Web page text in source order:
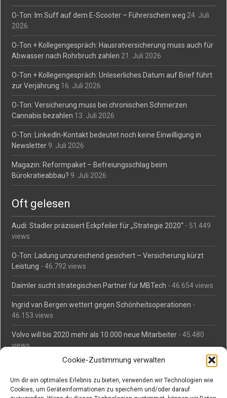
Cookie-Zustimmung verwalten
Um dir ein optimales Erlebnis zu bieten, verwenden wir Technologien wie
Cookies, um Geräteinformationen zu speichern und/oder darauf
O-Ton: Im Suff auf dem E-Scooter – Führerschein weg 24. Juli
2026
O-Ton + Kollegengespräch: Hausratversicherung muss auch für
Abwasser nach Rohrbruch zahlen 21. Juli 2026
O-Ton + Kollegengespräch: Unleserliches Datum auf Brief führt
zur Verjährung 16. Juli 2026
O-Ton: Versicherung muss bei chronischen Schmerzen
Cannabis bezahlen 13. Juli 2026
O-Ton: LinkedIn-Kontakt bedeutet noch keine Einwilligung in
Newsletter 9. Juli 2026
Magazin: Reformpaket – Befreiungsschlag beim
Bürokratieabbau? 9. Juli 2026
Oft gelesen
Audi: Stadler präzisiert Eckpfeiler für „Strategie 2020“ - 51.449
views
O-Ton: Ladung unzureichend gesichert – Versicherung kürzt
Leistung - 46.792 views
Daimler sucht strategischen Partner für MBTech - 46.654 views
Ingrid van Bergen wettert gegen Schönheitsoperationen -
46.153 views
Volvo will bis 2020 mehr als 10.000 neue Mitarbeiter - 45.480
views
Mäßiges Interesse an Daimlers MBtech- 44.709 views
O-Ton: Wer muss Schaden für abgedriftete Silvesterraketen
zahlen? - 42.362 views